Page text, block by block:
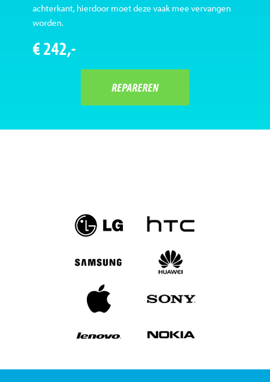
achterkant, hierdoor moet deze vaak mee vervangen
worden.
€ 242,-
REPAREREN